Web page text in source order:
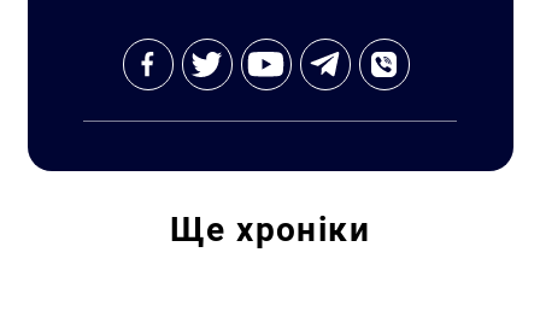
Пошук за запитом:
Щехроніки